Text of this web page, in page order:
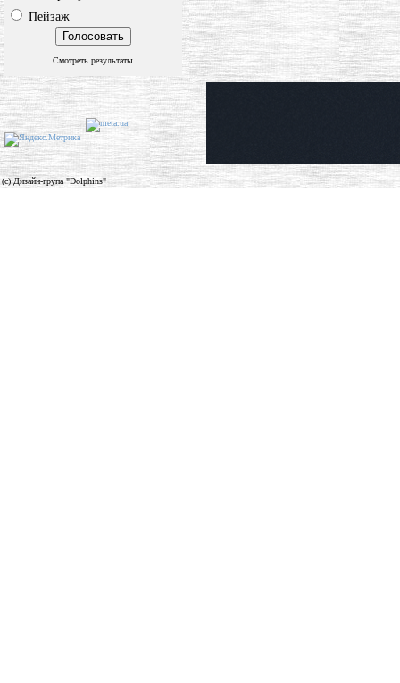
Пейзаж
Смотреть результаты
(c) Дизайн-група "Dolphins"